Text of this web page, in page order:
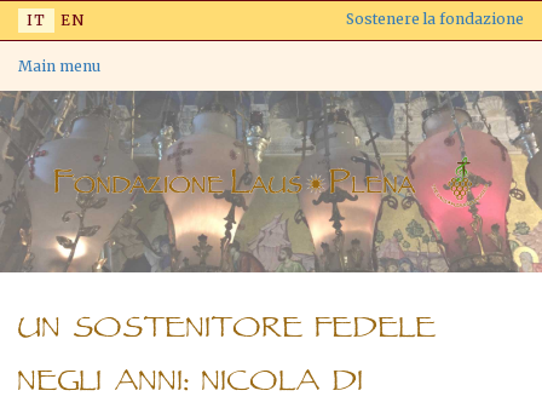
Salta
principale
IT EN Sostenere la fondazione
Main menu
UN SOSTENITORE FEDELE
NEGLI ANNI: NICOLA DI